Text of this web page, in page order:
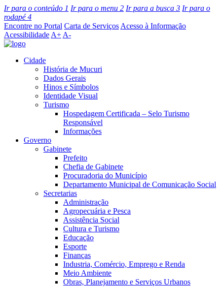
Ir para o conteúdo 1 Ir para o menu 2 Ir para a busca 3 Ir para o
rodapé4
Encontre no Portal Carta de Serviços Acesso à Informação
Acessibilidade A+ A-
Cidade
História de Mucuri
Dados Gerais
Hinos e Símbolos
Identidade Visual
Turismo
Hospedagem Certificada – Selo Turismo
Responsável
Informações
Governo
Gabinete
Prefeito
Chefia de Gabinete
Procuradoria do Município
Departamento Municipal de Comunicação Social
Secretarias
Administração
Agropecuária e Pesca
Assistência Social
Cultura e Turismo
Educação
Esporte
Finanças
Industria, Comércio, Emprego e Renda
Meio Ambiente
Obras, Planejamento e Serviços Urbanos